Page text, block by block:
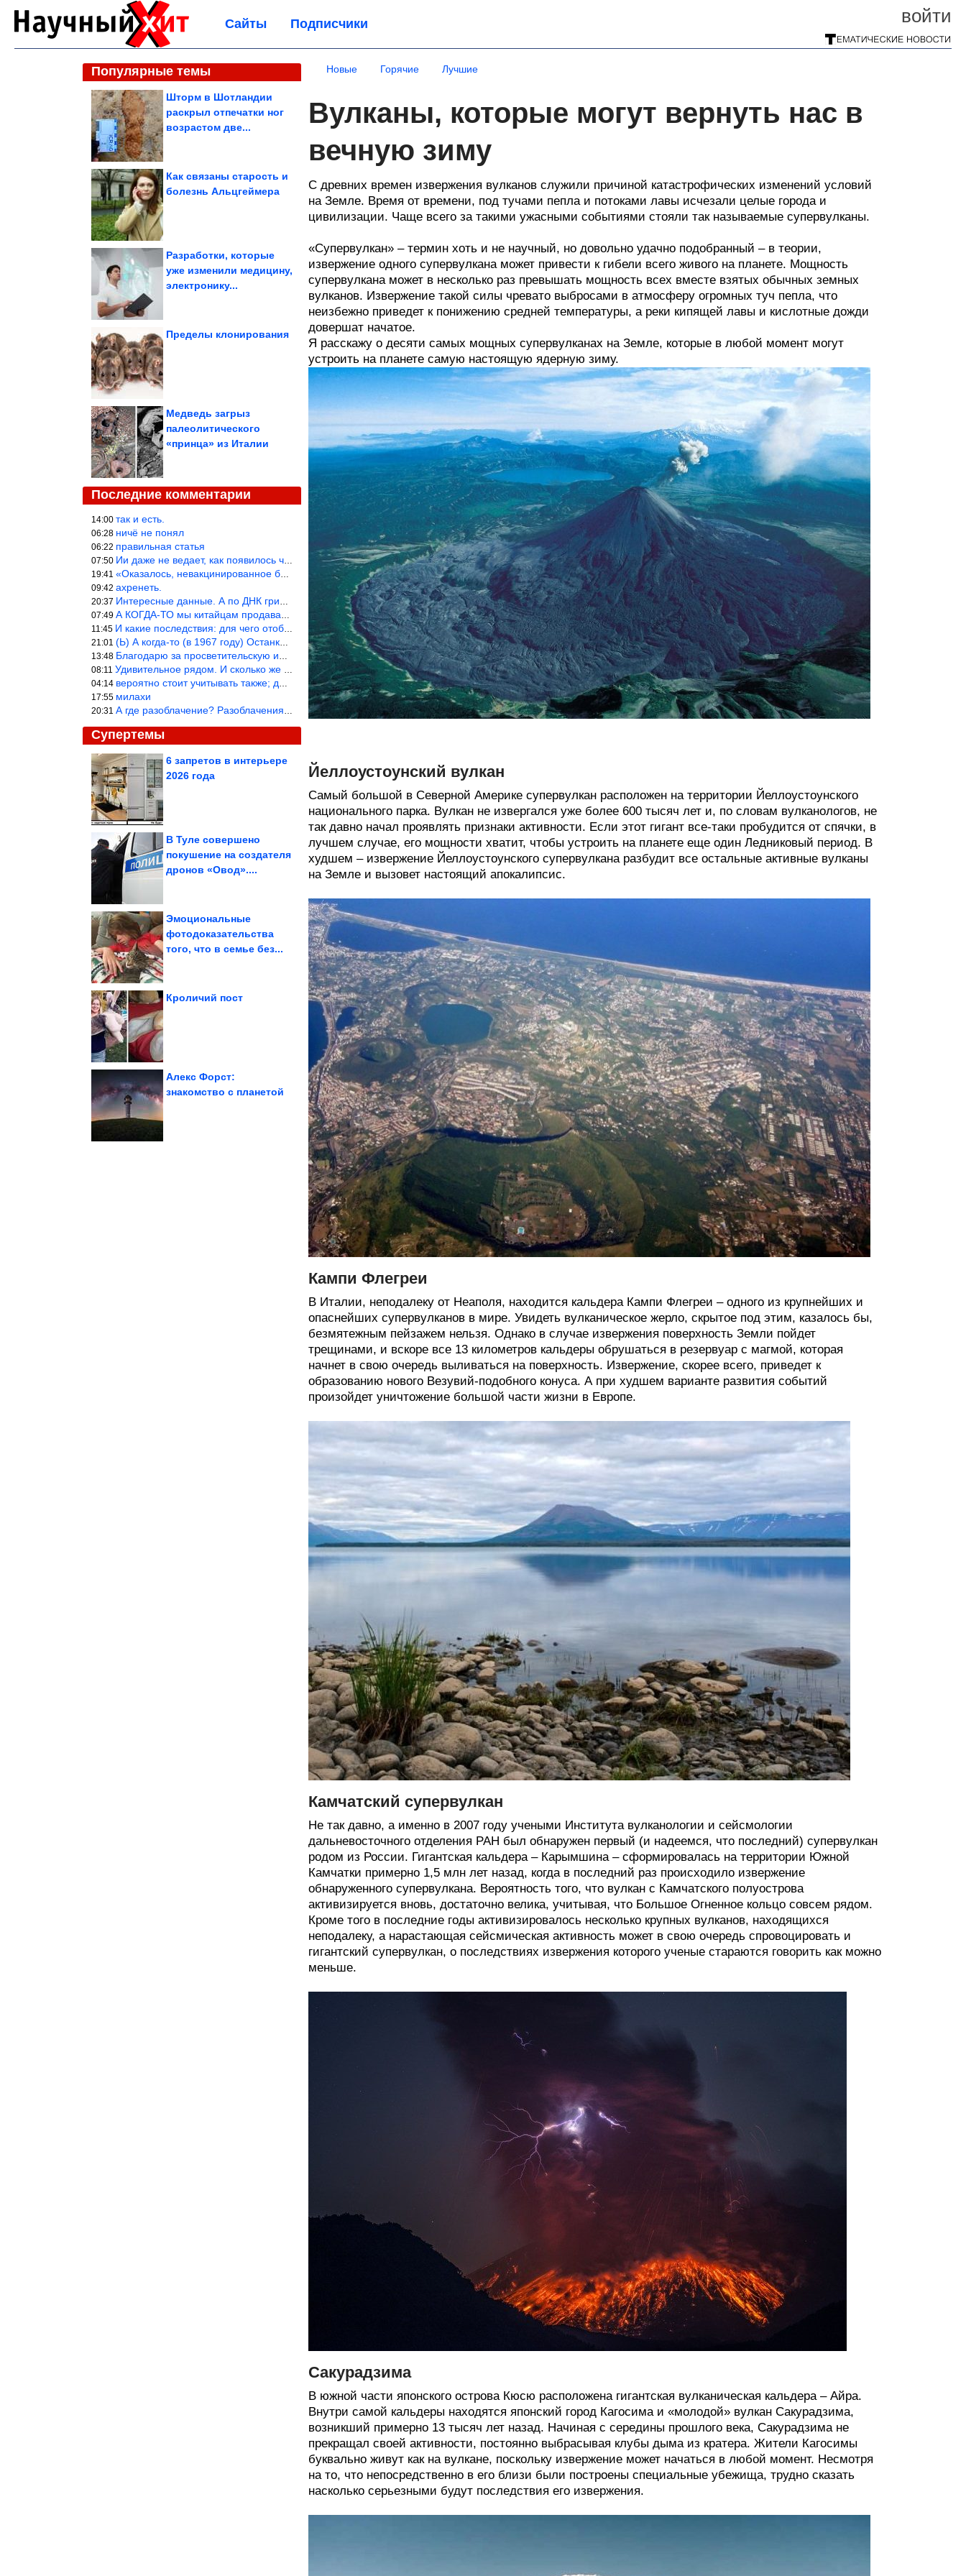
войти
Сайты Подписчики
Популярные темы
Шторм в Шотландии
раскрыл отпечатки ног
возрастом две...
Как связаны старость и
болезнь Альцгеймера
Разработки, которые
уже изменили медицину,
электронику...
Пределы клонирования
Медведь загрыз
палеолитического
«принца» из Италии
Последние комментарии
14:00 так и есть.
06:28 ничё не понял
06:22 правильная статья
07:50 Ии даже не ведает, как появилось человечество и для чего оно сущ
19:41 «Оказалось, невакцинированное большинство умирает существенно ча
09:42 ахренеть.
20:37 Интересные данные. А по ДНК грибов, бактерий имеются сведения из
07:49 А КОГДА-ТО мы китайцам продавали фуфайки.
11:45 И какие последствия: для чего отобрали? или просто похвастались.
21:01 (Ь) А когда-то (в 1967 году) Останкинская телебашня была самым в
13:48 Благодарю за просветительскую информацию.
08:11 Удивительное рядом. И сколько же ещё открытий готовит Просвещень
04:14 вероятно стоит учитывать также; длительность сна сгущает кровото
17:55 милахи
20:31 А где разоблачение? Разоблачения нет — значит придётся принять к
Супертемы
6 запретов в интерьере
2026 года
Крошки, при взгляде на
В Туле совершено
покушение на создателя
дронов «Овод»....
3 знака зодиака,
Эмоциональные
фотодоказательства
того, что в семье без...
Кроличий пост
Алекс Форст:
знакомство с планетой
Новые Горячие Лучшие
Вулканы, которые могут вернуть нас в
вечную зиму
С древних времен извержения вулканов служили причиной катастрофических изменений условий
на Земле. Время от времени, под тучами пепла и потоками лавы исчезали целые города и
цивилизации. Чаще всего за такими ужасными событиями стояли так называемые супервулканы.
«Супервулкан» – термин хоть и не научный, но довольно удачно подобранный – в теории,
извержение одного супервулкана может привести к гибели всего живого на планете. Мощность
супервулкана может в несколько раз превышать мощность всех вместе взятых обычных земных
вулканов. Извержение такой силы чревато выбросами в атмосферу огромных туч пепла, что
неизбежно приведет к понижению средней температуры, а реки кипящей лавы и кислотные дожди
довершат начатое.
Я расскажу о десяти самых мощных супервулканах на Земле, которые в любой момент могут
устроить на планете самую настоящую ядерную зиму.
Йеллоустоунский вулкан
Самый большой в Северной Америке супервулкан расположен на территории Йеллоустоунского
национального парка. Вулкан не извергался уже более 600 тысяч лет и, по словам вулканологов, не
так давно начал проявлять признаки активности. Если этот гигант все-таки пробудится от спячки, в
лучшем случае, его мощности хватит, чтобы устроить на планете еще один Ледниковый период. В
худшем – извержение Йеллоустоунского супервулкана разбудит все остальные активные вулканы
на Земле и вызовет настоящий апокалипсис.
Кампи Флегреи
В Италии, неподалеку от Неаполя, находится кальдера Кампи Флегреи – одного из крупнейших и
опаснейших супервулканов в мире. Увидеть вулканическое жерло, скрытое под этим, казалось бы,
безмятежным пейзажем нельзя. Однако в случае извержения поверхность Земли пойдет
трещинами, и вскоре все 13 километров кальдеры обрушаться в резервуар с магмой, которая
начнет в свою очередь выливаться на поверхность. Извержение, скорее всего, приведет к
образованию нового Везувий-подобного конуса. А при худшем варианте развития событий
произойдет уничтожение большой части жизни в Европе.
Камчатский супервулкан
Не так давно, а именно в 2007 году учеными Института вулканологии и сейсмологии
дальневосточного отделения РАН был обнаружен первый (и надеемся, что последний) супервулкан
родом из России. Гигантская кальдера – Карымшина – сформировалась на территории Южной
Камчатки примерно 1,5 млн лет назад, когда в последний раз происходило извержение
обнаруженного супервулкана. Вероятность того, что вулкан с Камчатского полуострова
активизируется вновь, достаточно велика, учитывая, что Большое Огненное кольцо совсем рядом.
Кроме того в последние годы активизировалось несколько крупных вулканов, находящихся
неподалеку, а нарастающая сейсмическая активность может в свою очередь спровоцировать и
гигантский супервулкан, о последствиях извержения которого ученые стараются говорить как можно
меньше.
Сакурадзима
В южной части японского острова Кюсю расположена гигантская вулканическая кальдера – Айра.
Внутри самой кальдеры находятся японский город Кагосима и «молодой» вулкан Сакурадзима,
возникший примерно 13 тысяч лет назад. Начиная с середины прошлого века, Сакурадзима не
прекращал своей активности, постоянно выбрасывая клубы дыма из кратера. Жители Кагосимы
буквально живут как на вулкане, поскольку извержение может начаться в любой момент. Несмотря
на то, что непосредственно в его близи были построены специальные убежища, трудно сказать
насколько серьезными будут последствия его извержения.